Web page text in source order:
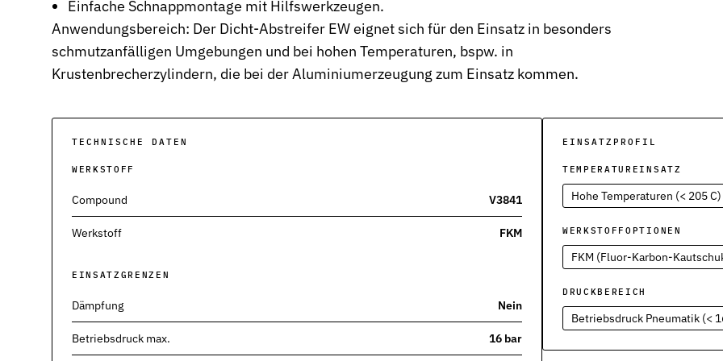
Stützringe
Anti-Extrusions-Element, schützt O-Ringe bei hohem Druck
Dämpfungsringe
Zuverlässige Abdichtung für plane Flächen, Flansche und Gehäuseverbindungen
Gummiformteile
Präzise geformte Elastomerbauteile für Dämpfung, Verbindung und Funktion
Dichtsätze
Sonderdichtungen
Hochleistungsdichtungen für hydraulische Anwendungen
Einfache Schnappmontage mit Hilfswerkzeugen.
Anwendungsbereich: Der Dicht-Abstreifer EW eignet sich für den Einsatz in besonders
schmutzanfälligen Umgebungen und bei hohen Temperaturen, bspw. in
Krustenbrecherzylindern, die bei der Aluminiumerzeugung zum Einsatz kommen.
TECHNISCHE DATEN
WERKSTOFF
Compound V3841
Werkstoff FKM
EINSATZGRENZEN
Dämpfung Nein
Betriebsdruck max. 16 bar
EINSATZPROFIL
TEMPERATUREINSATZ
Hohe Temperaturen (< 205 C)
WERKSTOFFOPTIONEN
FKM (Fluor-Karbon-
DRUCKBEREICH
Betriebsdruck Pneumatik (<